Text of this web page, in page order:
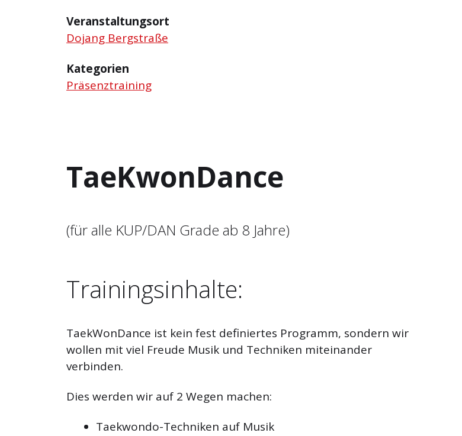
Veranstaltungsort
Dojang Bergstraße
Kategorien
Präsenztraining
TaeKwonDance
(für alle KUP/DAN Grade ab 8 Jahre)
Trainingsinhalte:
TaekWonDance ist kein fest definiertes Programm, sondern wir
wollen mit viel Freude Musik und Techniken miteinander
verbinden.
Dies werden wir auf 2 Wegen machen:
Taekwondo-Techniken auf Musik